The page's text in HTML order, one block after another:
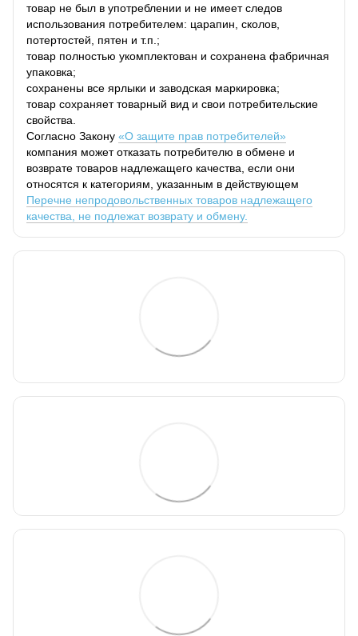
товар не был в употреблении и не имеет следов
использования потребителем: царапин, сколов,
потертостей, пятен и т.п.;
товар полностью укомплектован и сохранена фабричная
упаковка;
сохранены все ярлыки и заводская маркировка;
товар сохраняет товарный вид и свои потребительские
свойства.
Согласно Закону «О защите прав потребителей»
компания может отказать потребителю в обмене и
возврате товаров надлежащего качества, если они
относятся к категориям, указанным в действующем
Перечне непродовольственных товаров надлежащего
качества, не подлежат возврату и обмену.